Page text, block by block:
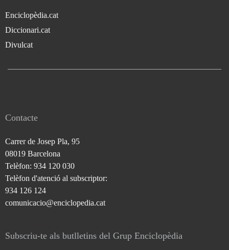
Enciclopèdia.cat
Diccionari.cat
Divulcat
Contacte
Carrer de Josep Pla, 95
08019 Barcelona
Telèfon: 934 120 030
Telèfon d'atenció al subscriptor:
934 126 124
comunicacio@enciclopedia.cat
Subscriu-te als butlletins del Grup Enciclopèdia